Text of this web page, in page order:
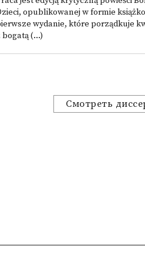
opublikowanej w formie
wydanie, które porządkuje
bogatą (...)
Смотреть